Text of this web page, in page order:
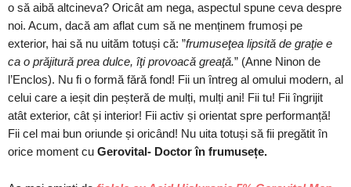
o să aibă altcineva? Oricât am nega, aspectul spune ceva despre
noi. Acum, dacă am aflat cum să ne menținem frumoși pe
exterior, hai să nu uităm totuși că: ”frumuseţea lipsită de graţie e
ca o prăjitură prea dulce, îţi provoacă greaţă.” (Anne Ninon de
l’Enclos). Nu fi o formă fără fond! Fii un întreg al omului modern, al
celui care a ieșit din peșteră de mulți, mulți ani! Fii tu! Fii îngrijit
atât exterior, cât și interior! Fii activ și orientat spre performanță!
Fii cel mai bun oriunde și oricând! Nu uita totuși să fii pregătit în
orice moment cu Gerovital- Doctor în frumusețe.